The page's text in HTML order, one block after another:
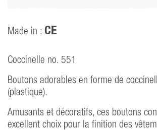
Made in : CE
Coccinelle no. 551
Boutons adorables en forme de
(plastique).
Amusants et décoratifs, ces boutons
excellent choix pour la finition des